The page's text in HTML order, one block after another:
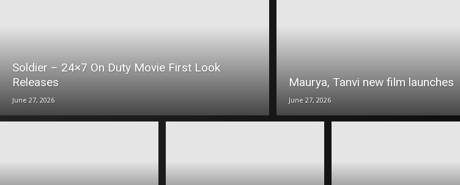
Soldier – 24×7 On Duty Movie First Look
Releases
June 27, 2026
Maurya, Tanvi new film launches
June 27, 2026